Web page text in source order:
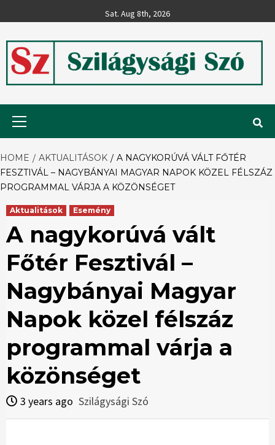
to
Sat. Aug 8th, 2026
Szilágysági
Szó
HOME AKTUALITÁSOK
A NAGYKORÚVÁ VÁLT FŐTÉR
FESZTIVÁL – NAGYBÁNYAI MAGYAR NAPOK KÖZEL FÉLSZÁZ
PROGRAMMAL VÁRJA A KÖZÖNSÉGET
Aktualitások Esemény
A nagykorúvá vált
Főtér Fesztivál –
Nagybányai Magyar
Napok közel félszáz
programmal várja a
közönséget
3 years ago Szilágysági Szó